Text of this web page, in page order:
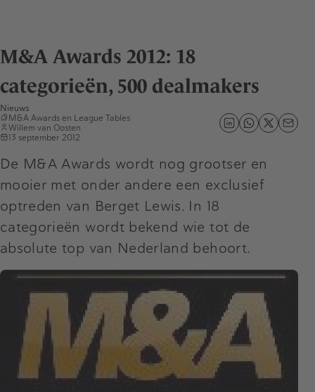
M&A Awards 2012: 18
categorieën, 500 dealmakers
Nieuws
M&A Awards en League Tables
Willem van Oosten
13 september 2012
De M&A Awards wordt nog grootser en
mooier met onder andere een exclusief
optreden van Berget Lewis. In 18
categorieën wordt bekend wie tot de
absolute top van Nederland behoort.